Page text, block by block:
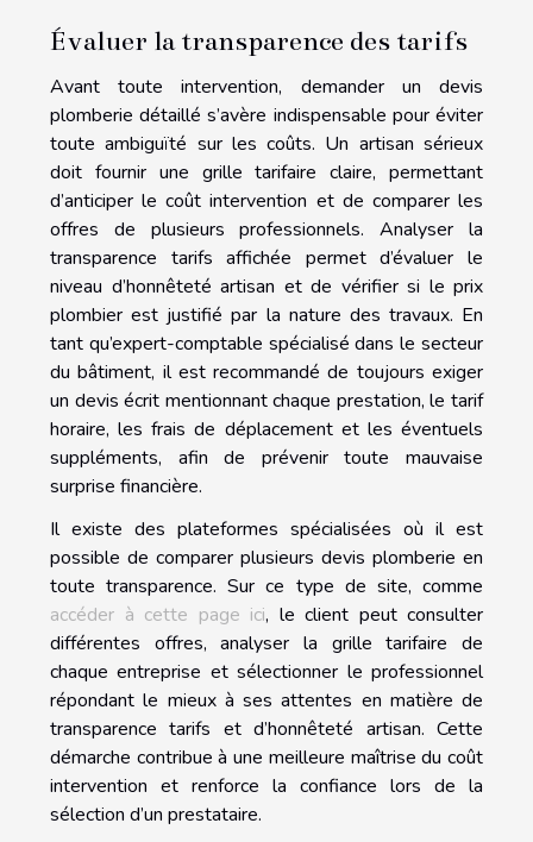
Évaluer la transparence des tarifs
Avant toute intervention, demander un devis
plomberie détaillé s’avère indispensable pour éviter
toute ambiguïté sur les coûts. Un artisan sérieux
doit fournir une grille tarifaire claire, permettant
d’anticiper le coût intervention et de comparer les
offres de plusieurs professionnels. Analyser la
transparence tarifs affichée permet d’évaluer le
niveau d’honnêteté artisan et de vérifier si le prix
plombier est justifié par la nature des travaux. En
tant qu’expert-comptable spécialisé dans le secteur
du bâtiment, il est recommandé de toujours exiger
un devis écrit mentionnant chaque prestation, le tarif
horaire, les frais de déplacement et les éventuels
suppléments, afin de prévenir toute mauvaise
surprise financière.
Il existe des plateformes spécialisées où il est
possible de comparer plusieurs devis plomberie en
toute transparence. Sur ce type de site, comme
accéder à cette page ici, le client peut consulter
différentes offres, analyser la grille tarifaire de
chaque entreprise et sélectionner le professionnel
répondant le mieux à ses attentes en matière de
transparence tarifs et d’honnêteté artisan. Cette
démarche contribue à une meilleure maîtrise du coût
intervention et renforce la confiance lors de la
sélection d’un prestataire.